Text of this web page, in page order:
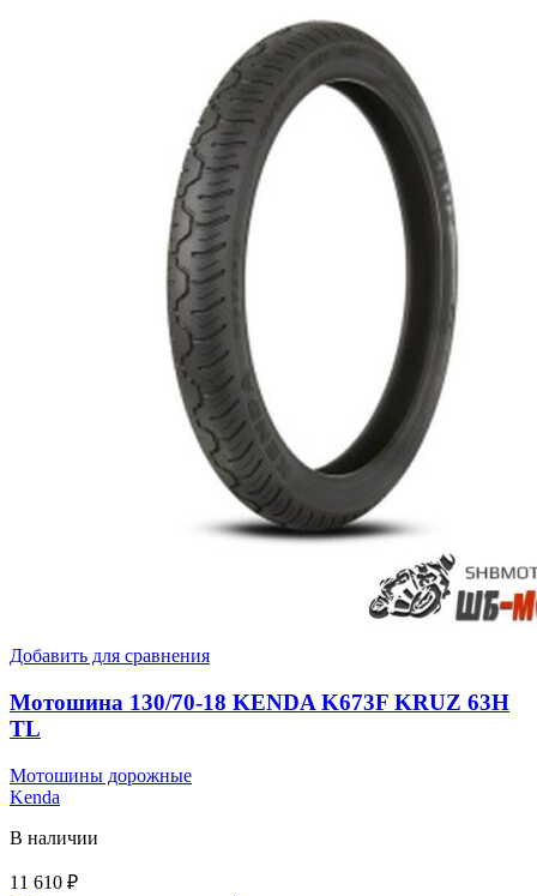
Добавить для сравнения
Мотошина 130/70-18 KENDA K673F KRUZ 63H
TL
Мотошины дорожные
Kenda
В наличии
11 610 ₽